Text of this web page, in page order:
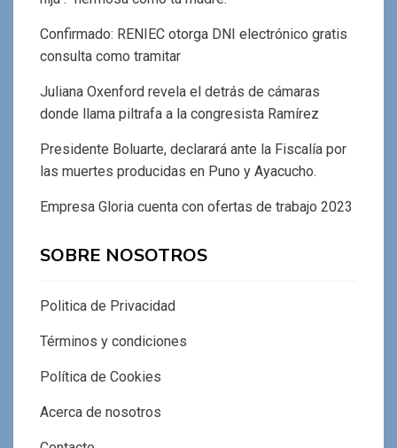
Confirmado: RENIEC otorga DNI electrónico gratis
consulta como tramitar
Juliana Oxenford revela el detrás de cámaras
donde llama piltrafa a la congresista Ramírez
Presidente Boluarte, declarará ante la Fiscalía por
las muertes producidas en Puno y Ayacucho.
Empresa Gloria cuenta con ofertas de trabajo 2023
SOBRE NOSOTROS
Politica de Privacidad
Términos y condiciones
Política de Cookies
Acerca de nosotros